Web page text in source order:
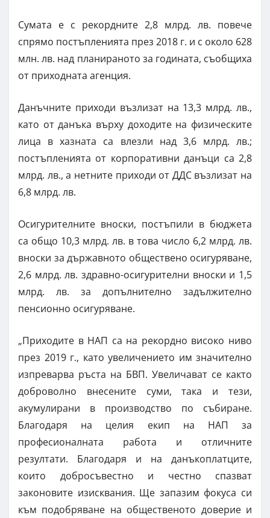
Сумата е с рекордните 2,8 млрд. лв. повече
спрямо постъпленията през 2018 г. и с около 628
млн. лв. над планираното за годината, съобщиха
от приходната агенция.
Данъчните приходи възлизат на 13,3 млрд. лв.,
като от данъка върху доходите на физическите
лица в хазната са влезли над 3,6 млрд. лв.;
постъпленията от корпоративни данъци са 2,8
млрд. лв., а нетните приходи от ДДС възлизат на
6,8 млрд. лв.
Осигурителните вноски, постъпили в бюджета
са общо 10,3 млрд. лв. в това число 6,2 млрд. лв.
вноски за държавното обществено осигуряване,
2,6 млрд. лв. здравно-осигурителни вноски и 1,5
млрд. лв. за допълнително задължително
пенсионно осигуряване.
„Приходите в НАП са на рекордно високо ниво
през 2019 г., като увеличението им значително
изпреварва ръста на БВП. Увеличават се както
доброволно внесените суми, така и тези,
акумулирани в производство по събиране.
Благодаря на целия екип на НАП за
професионалната работа и отличните
резултати. Благодаря и на данъкоплатците,
които добросъвестно и честно спазват
законовите изисквания. Ще запазим фокуса си
към подобряване на общественото доверие и